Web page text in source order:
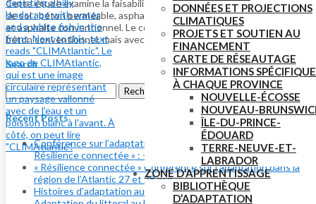
DONNÉES ET PROJECTIONS
CLIMATIQUES
PROJETS ET SOUTIEN AU
FINANCEMENT
CARTE DE RÉSEAUTAGE
INFORMATIONS
À CHAQUE PROVINCE
NOUVELLE-ÉCOSSE
NOUVEAU-
ÎLE-DU-PRINCE-
ÉDOUARD
TERRE-NEUVE-ET-
LABRADOR
ZONE D’APPRENTISSAGE
BIBLIOTHÈQUE
D’ADAPTATION
Cette étude examine la faisabilité de quatre types de revêtements
de sol : béton perméable, asphalte perméable, pavés autobloquants
et asphalte conventionnel. Le coût du béton perméable (similaire au
béton conventionnel, mais avec des vides permettant l’infiltration)...
Search
Rechercher :
Recent Posts
Conférence sur l’adaptation dans la région de l’Atlantique «
Résilience connectée » : – Un gros merci!
« Résilience connectée » Conférence sur l’adaptation dans la
région de l’Atlantic 27 et 28 mai
Histoires d’adaptation aux changements climatiques :